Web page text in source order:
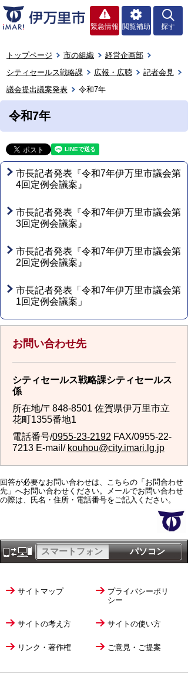
緊急情報 閲覧補助 探す
トップページ 市の組織
経営企画部
シティセールス戦略課
広報・広聴
記者会見
議会提出議案発表
令和7年
令和7年
市長記者発表『令和7年伊万里市議会第
4回定例会議案』
市長記者発表『令和7年伊万里市議会第
3回定例会議案』
市長記者発表『令和7年伊万里市議会第
2回定例会議案』
市長記者発表「令和7年伊万里市議会第
1回定例会議案」
お問い合わせ先
シティセールス戦略課シティセールス
係
所在地/〒848-8501 佐賀県伊万里市立
花町1355番地1
電話番号/0955-23-2192 FAX/0955-22-
7213 E-mail/ kouhou@city.imari.lg.jp
回答が必要なお問い合わせは、こちらの「お問合わせ
先」へお問い合わせください。メールでお問い合わせ
の際は、氏名・住所・電話番号をご記入ください。
パソコン
スマートフォン
サイトマップ
プライバシーポリ
シー
サイトの考え方 サイトの使い方
リンク・著作権 ご意見・ご提案